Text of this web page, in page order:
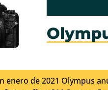
enero de 2021 Olympus